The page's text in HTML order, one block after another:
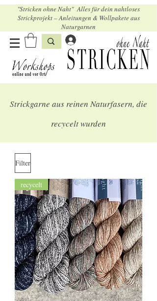
"Stricken ohne Naht" Alles für dein nahtloses
Strickprojekt – Anleitungen & Wollpakete aus
Naturgarnen
Strickgarne aus reinen Naturfasern, die
recycelt wurden
Filter
recycelt